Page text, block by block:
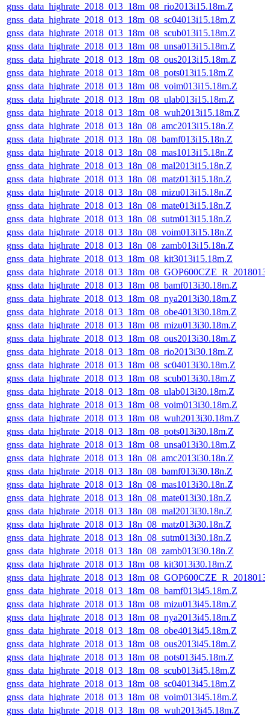
gnss_data_highrate_2018_013_18m_08_rio2013i15.18m.Z
gnss_data_highrate_2018_013_18m_08_sc04013i15.18m.Z
gnss_data_highrate_2018_013_18m_08_scub013i15.18m.Z
gnss_data_highrate_2018_013_18m_08_unsa013i15.18m.Z
gnss_data_highrate_2018_013_18m_08_ous2013i15.18m.Z
gnss_data_highrate_2018_013_18m_08_pots013i15.18m.Z
gnss_data_highrate_2018_013_18m_08_voim013i15.18m.Z
gnss_data_highrate_2018_013_18m_08_ulab013i15.18m.Z
gnss_data_highrate_2018_013_18m_08_wuh2013i15.18m.Z
gnss_data_highrate_2018_013_18n_08_amc2013i15.18n.Z
gnss_data_highrate_2018_013_18n_08_bamf013i15.18n.Z
gnss_data_highrate_2018_013_18n_08_mas1013i15.18n.Z
gnss_data_highrate_2018_013_18n_08_mal2013i15.18n.Z
gnss_data_highrate_2018_013_18n_08_matz013i15.18n.Z
gnss_data_highrate_2018_013_18n_08_mizu013i15.18n.Z
gnss_data_highrate_2018_013_18n_08_mate013i15.18n.Z
gnss_data_highrate_2018_013_18n_08_sutm013i15.18n.Z
gnss_data_highrate_2018_013_18n_08_voim013i15.18n.Z
gnss_data_highrate_2018_013_18n_08_zamb013i15.18n.Z
gnss_data_highrate_2018_013_18m_08_kit3013i15.18m.Z
gnss_data_highrate_2018_013_18m_08_bamf013i30.18m.Z
gnss_data_highrate_2018_013_18m_08_nya2013i30.18m.Z
gnss_data_highrate_2018_013_18m_08_obe4013i30.18m.Z
gnss_data_highrate_2018_013_18m_08_mizu013i30.18m.Z
gnss_data_highrate_2018_013_18m_08_ous2013i30.18m.Z
gnss_data_highrate_2018_013_18m_08_rio2013i30.18m.Z
gnss_data_highrate_2018_013_18m_08_sc04013i30.18m.Z
gnss_data_highrate_2018_013_18m_08_scub013i30.18m.Z
gnss_data_highrate_2018_013_18m_08_ulab013i30.18m.Z
gnss_data_highrate_2018_013_18m_08_voim013i30.18m.Z
gnss_data_highrate_2018_013_18m_08_wuh2013i30.18m.Z
gnss_data_highrate_2018_013_18m_08_pots013i30.18m.Z
gnss_data_highrate_2018_013_18m_08_unsa013i30.18m.Z
gnss_data_highrate_2018_013_18n_08_amc2013i30.18n.Z
gnss_data_highrate_2018_013_18n_08_bamf013i30.18n.Z
gnss_data_highrate_2018_013_18n_08_mas1013i30.18n.Z
gnss_data_highrate_2018_013_18n_08_mate013i30.18n.Z
gnss_data_highrate_2018_013_18n_08_mal2013i30.18n.Z
gnss_data_highrate_2018_013_18n_08_matz013i30.18n.Z
gnss_data_highrate_2018_013_18n_08_sutm013i30.18n.Z
gnss_data_highrate_2018_013_18n_08_zamb013i30.18n.Z
gnss_data_highrate_2018_013_18m_08_kit3013i30.18m.Z
gnss_data_highrate_2018_013_18m_08_bamf013i45.18m.Z
gnss_data_highrate_2018_013_18m_08_mizu013i45.18m.Z
gnss_data_highrate_2018_013_18m_08_nya2013i45.18m.Z
gnss_data_highrate_2018_013_18m_08_obe4013i45.18m.Z
gnss_data_highrate_2018_013_18m_08_ous2013i45.18m.Z
gnss_data_highrate_2018_013_18m_08_pots013i45.18m.Z
gnss_data_highrate_2018_013_18m_08_scub013i45.18m.Z
gnss_data_highrate_2018_013_18m_08_sc04013i45.18m.Z
gnss_data_highrate_2018_013_18m_08_voim013i45.18m.Z
gnss_data_highrate_2018_013_18m_08_wuh2013i45.18m.Z